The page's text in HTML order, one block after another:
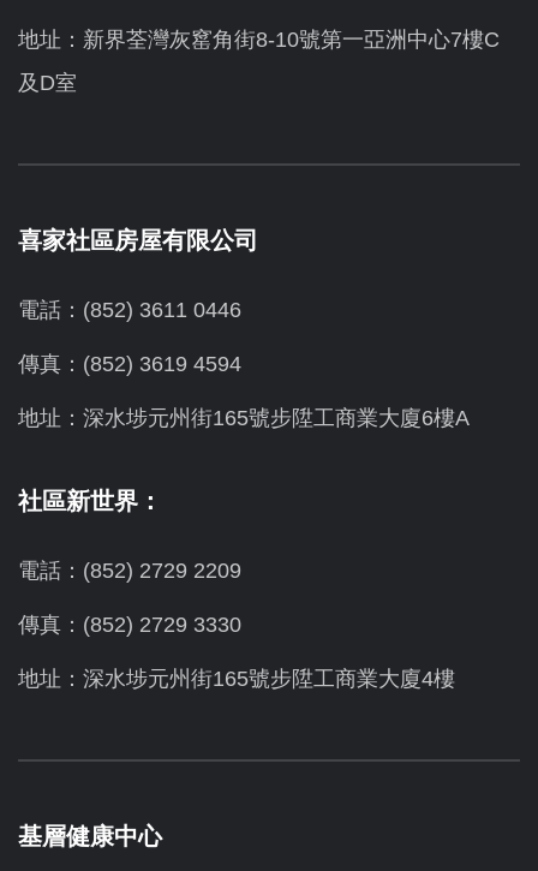
地址：新界荃灣灰窰角街8-10號第一亞洲中心7樓C
及D室
喜家社區房屋有限公司
電話：(852) 3611 0446
傳真：(852) 3619 4594
地址： 深水埗元州街165號步陞工商業大廈6樓A
社區新世界：
電話：(852) 2729 2209
傳真：(852) 2729 3330
地址：深水埗元州街165號步陞工商業大廈4樓
基層健康中心